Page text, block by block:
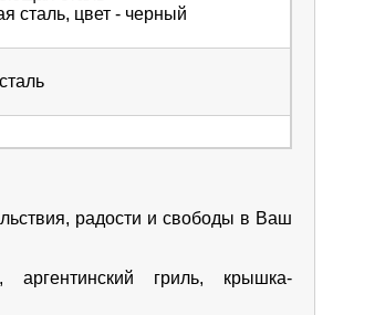
сталь, цвет - черный
радости и свободы в Ваш
аргентинский гриль, крышка-